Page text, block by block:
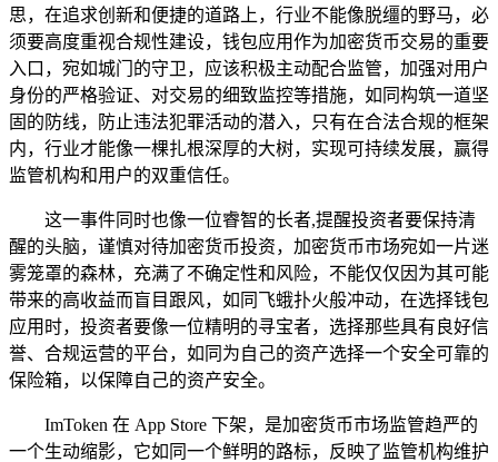
思，在追求创新和便捷的道路上，行业不能像脱缰的野马，必
须要高度重视合规性建设，钱包应用作为加密货币交易的重要
入口，宛如城门的守卫，应该积极主动配合监管，加强对用户
身份的严格验证、对交易的细致监控等措施，如同构筑一道坚
固的防线，防止违法犯罪活动的潜入，只有在合法合规的框架
内，行业才能像一棵扎根深厚的大树，实现可持续发展，赢得
监管机构和用户的双重信任。
这一事件同时也像一位睿智的长者,提醒投资者要保持清
醒的头脑，谨慎对待加密货币投资，加密货币市场宛如一片迷
雾笼罩的森林，充满了不确定性和风险，不能仅仅因为其可能
带来的高收益而盲目跟风，如同飞蛾扑火般冲动，在选择钱包
应用时，投资者要像一位精明的寻宝者，选择那些具有良好信
誉、合规运营的平台，如同为自己的资产选择一个安全可靠的
保险箱，以保障自己的资产安全。
ImToken 在 App Store 下架，是加密货币市场监管趋严的
一个生动缩影，它如同一个鲜明的路标，反映了监管机构维护